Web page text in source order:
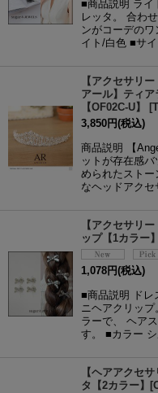
■商品説明 ライ
レッタ。 合わ
ンがコーデの
イト/白色 ■サイ
【アクセサリ
アール】ティ
【OF02C-U】
[
3,850円(税込)
商品説明 【
ットが存在感
められたストー
なヘッドアクセ
【アクセサリ
ップ【1カラー
1,078 円(税込)
■商品説明 ドレ
ニヘアクリッ
ラーで、 ヘア
す。 ■カラー
【ヘアアクセ
タ【2カラー】